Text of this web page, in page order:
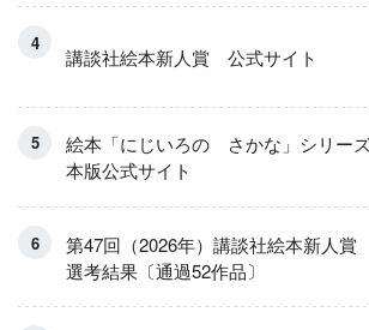
講談社絵本新人賞 公式サイト
絵本「にじいろの さかな」シリー
本版公式サイト
第47回（2026年）講談社絵本新人
選考結果〔通過52作品〕